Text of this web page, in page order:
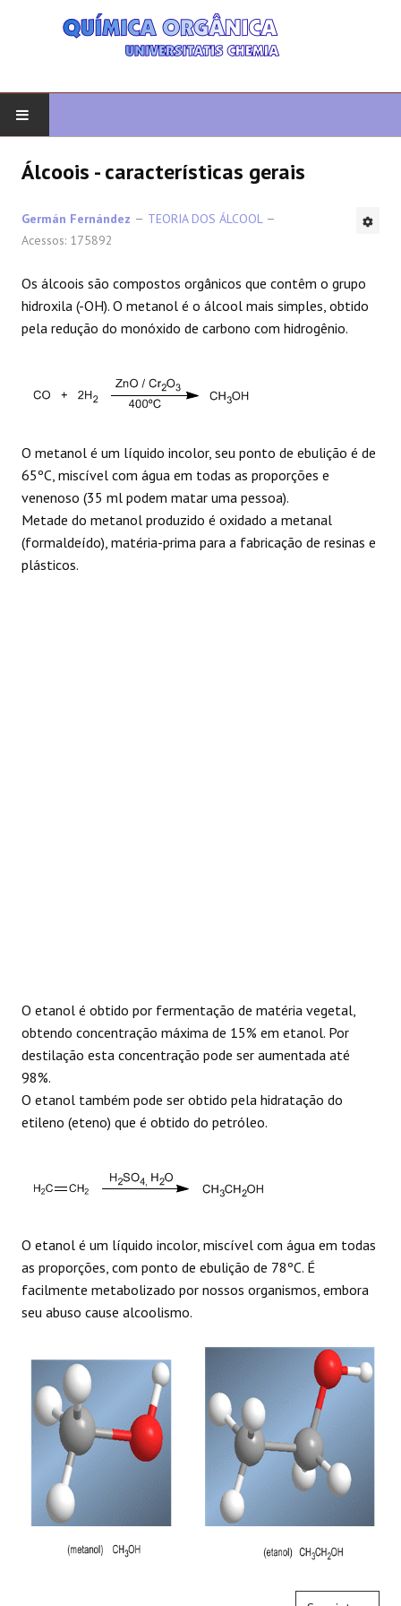
COMEÇAR
ORGÂNICO AVANÇADO
HETEROCICLOS
SÍNTESE
ESPECTROSCOPIA
Álcoois - características gerais
Germán Fernández
TEORIA DOS ÁLCOOL
Acessos: 175892
Os álcoois são compostos orgânicos que contêm o grupo
hidroxila (-OH). O metanol é o álcool mais simples, obtido
pela redução do monóxido de carbono com hidrogênio.
O metanol é um líquido incolor, seu ponto de ebulição é de
65ºC, miscível com água em todas as proporções e
venenoso (35 ml podem matar uma pessoa).
Metade do metanol produzido é oxidado a metanal
(formaldeído), matéria-prima para a fabricação de resinas e
plásticos.
O etanol é obtido por fermentação de matéria vegetal,
obtendo concentração máxima de 15% em etanol. Por
destilação esta concentração pode ser aumentada até
98%.
O etanol também pode ser obtido pela hidratação do
etileno (eteno) que é obtido do petróleo.
O etanol é um líquido incolor, miscível com água em todas
as proporções, com ponto de ebulição de 78ºC. É
facilmente metabolizado por nossos organismos, embora
seu abuso cause alcoolismo.